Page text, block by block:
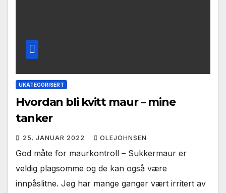
UKATEGORISERT
Hvordan bli kvitt maur – mine
tanker
25. JANUAR 2022 OLEJOHNSEN
God måte for maurkontroll – Sukkermaur er
veldig plagsomme og de kan også være
innpåslitne. Jeg har mange ganger vært irritert av